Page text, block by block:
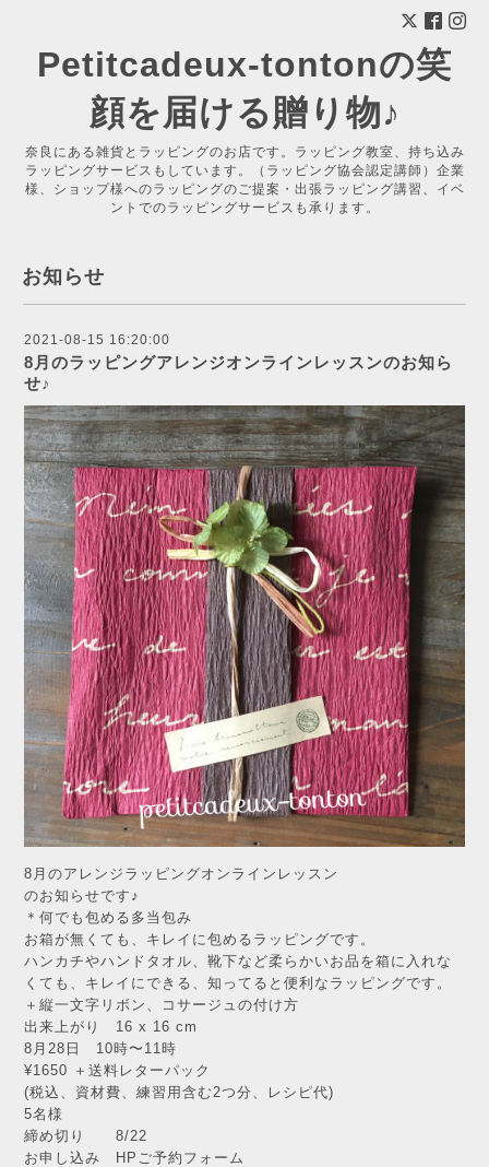
Petitcadeux-tontonの笑
顔を届ける贈り物♪
奈良にある雑貨とラッピングのお店です。ラッピング教室、持ち込み
ラッピングサービスもしています。（ラッピング協会認定講師）企業
様、ショップ様へのラッピングのご提案・出張ラッピング講習、イベ
ントでのラッピングサービスも承ります。
お知らせ
2021-08-15 16:20:00
8月のラッピングアレンジオンラインレッスンのお知ら
せ♪
8月のアレンジラッピングオンラインレッスン
のお知らせです♪
＊何でも包める多当包み
お箱が無くても、キレイに包めるラッピングです。
ハンカチやハンドタオル、靴下など柔らかいお品を箱に入れな
くても、キレイにできる、知ってると便利なラッピングです。
＋縦一文字リボン、コサージュの付け方
出来上がり 16 x 16 cm
8月28日 10時〜11時
¥1650 ＋送料レターパック
(税込、資材費、練習用含む2つ分、レシピ代)
5名様
締め切り 8/22
お申し込み HPご予約フォーム